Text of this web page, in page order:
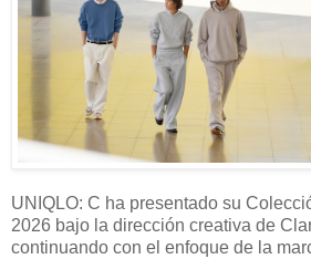
UNIQLO: C ha presentado su
2026 bajo la dirección creativa de
continuando con el enfoque de la